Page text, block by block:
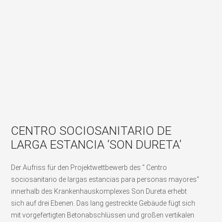
CENTRO SOCIOSANITARIO DE
LARGA ESTANCIA ‘SON DURETA’
Der Aufriss für den Projektwettbewerb des " Centro
sociosanitario de largas estancias para personas mayores"
innerhalb des Krankenhauskomplexes Son Dureta erhebt
sich auf drei Ebenen. Das lang gestreckte Gebäude fügt sich
mit vorgefertigten Betonabschlüssen und großen vertikalen